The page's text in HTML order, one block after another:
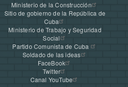
Ministerio de la Construcción
Sitio de gobierno de la República de
Cuba
Ministerio de Trabajo y Seguridad
Social
Partido Comunista de Cuba
Soldado de las ideas
FaceBook
Twitter
Canal YouTube